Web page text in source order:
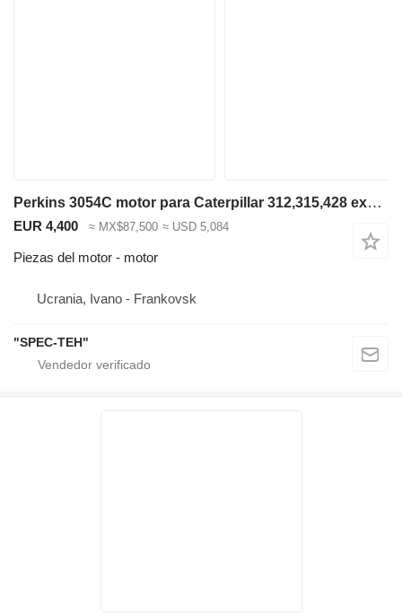
Perkins 3054C motor para Caterpillar 312,315,428 excavadora
EUR 4,400 ≈ MX$87,500 ≈ USD 5,084
Piezas del motor - motor
Ucrania, Ivano - Frankovsk
"SPEC-TEH"